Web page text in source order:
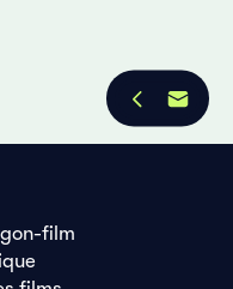
film